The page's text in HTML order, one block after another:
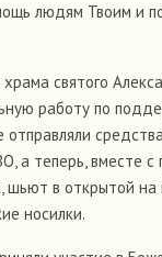
людям Твоим и
святого
работу по
а теперь, вместе
шьют в открытой на
носилки.